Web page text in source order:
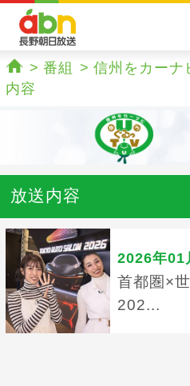
ホーム
番組 信州をカーナ
内容
放送内容
2026年01
首都圏×
202...